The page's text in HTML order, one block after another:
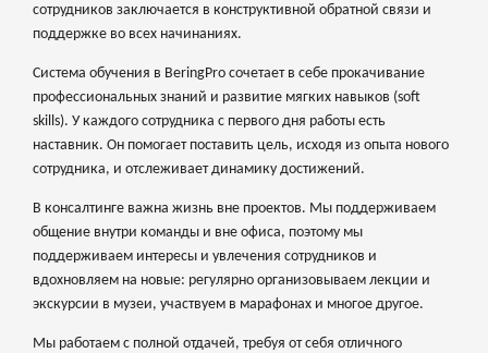
сотрудников заключается в конструктивной обратной связи и
поддержке во всех начинаниях.
Система обучения в BeringPro сочетает в себе прокачивание
профессиональных знаний и развитие мягких навыков (soft
skills). У каждого сотрудника с первого дня работы есть
наставник. Он помогает поставить цель, исходя из опыта нового
сотрудника, и отслеживает динамику достижений.
В консалтинге важна жизнь вне проектов. Мы поддерживаем
общение внутри команды и вне офиса, поэтому мы
поддерживаем интересы и увлечения сотрудников и
вдохновляем на новые: регулярно организовываем лекции и
экскурсии в музеи, участвуем в марафонах и многое другое.
Мы работаем с полной отдачей, требуя от себя отличного